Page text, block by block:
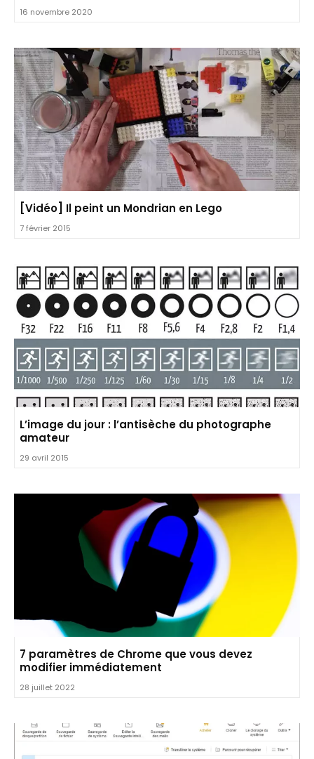
16 novembre 2020
[Vidéo] Il peint un Mondrian en Lego
7 février 2015
L’image du jour : l’antisèche du photographe
amateur
29 avril 2015
7 paramètres de Chrome que vous devez
modifier immédiatement
28 juillet 2022